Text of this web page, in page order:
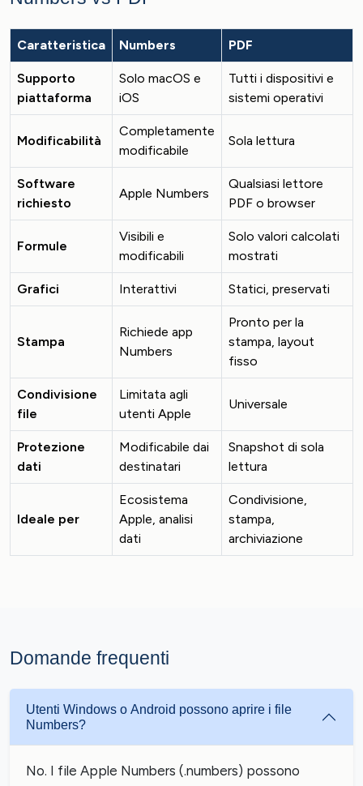
Caratteristica Numbers PDF
Supporto
piattaforma
Solo macOS e
iOS
Tutti i dispositivi e
sistemi operativi
Modificabilità
Completamente
modificabile
Sola lettura
Software
richiesto
Apple Numbers
Qualsiasi lettore
PDF o browser
Formule
Visibili e
modificabili
Solo valori calcolati
mostrati
Grafici Interattivi Statici, preservati
Stampa
Richiede app
Numbers
Pronto per la
stampa, layout
fisso
Condivisione
file
Limitata agli
utenti Apple
Universale
Protezione
dati
Modificabile dai
destinatari
Snapshot di sola
lettura
Ideale per
Ecosistema
Apple, analisi
dati
Condivisione,
stampa,
archiviazione
Domande frequenti
Utenti Windows o Android possono aprire i file
Numbers?
No. I file Apple Numbers (.numbers) possono